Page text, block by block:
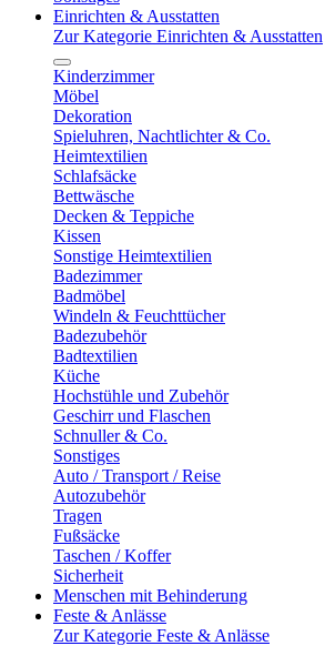
Einrichten & Ausstatten
Zur Kategorie Einrichten & Ausstatten
Kinderzimmer
Möbel
Dekoration
Spieluhren, Nachtlichter & Co.
Heimtextilien
Schlafsäcke
Bettwäsche
Decken & Teppiche
Kissen
Sonstige Heimtextilien
Badezimmer
Badmöbel
Windeln & Feuchttücher
Badezubehör
Badtextilien
Küche
Hochstühle und Zubehör
Geschirr und Flaschen
Schnuller & Co.
Sonstiges
Auto / Transport / Reise
Autozubehör
Tragen
Fußsäcke
Taschen / Koffer
Sicherheit
Menschen mit Behinderung
Feste & Anlässe
Zur Kategorie Feste & Anlässe